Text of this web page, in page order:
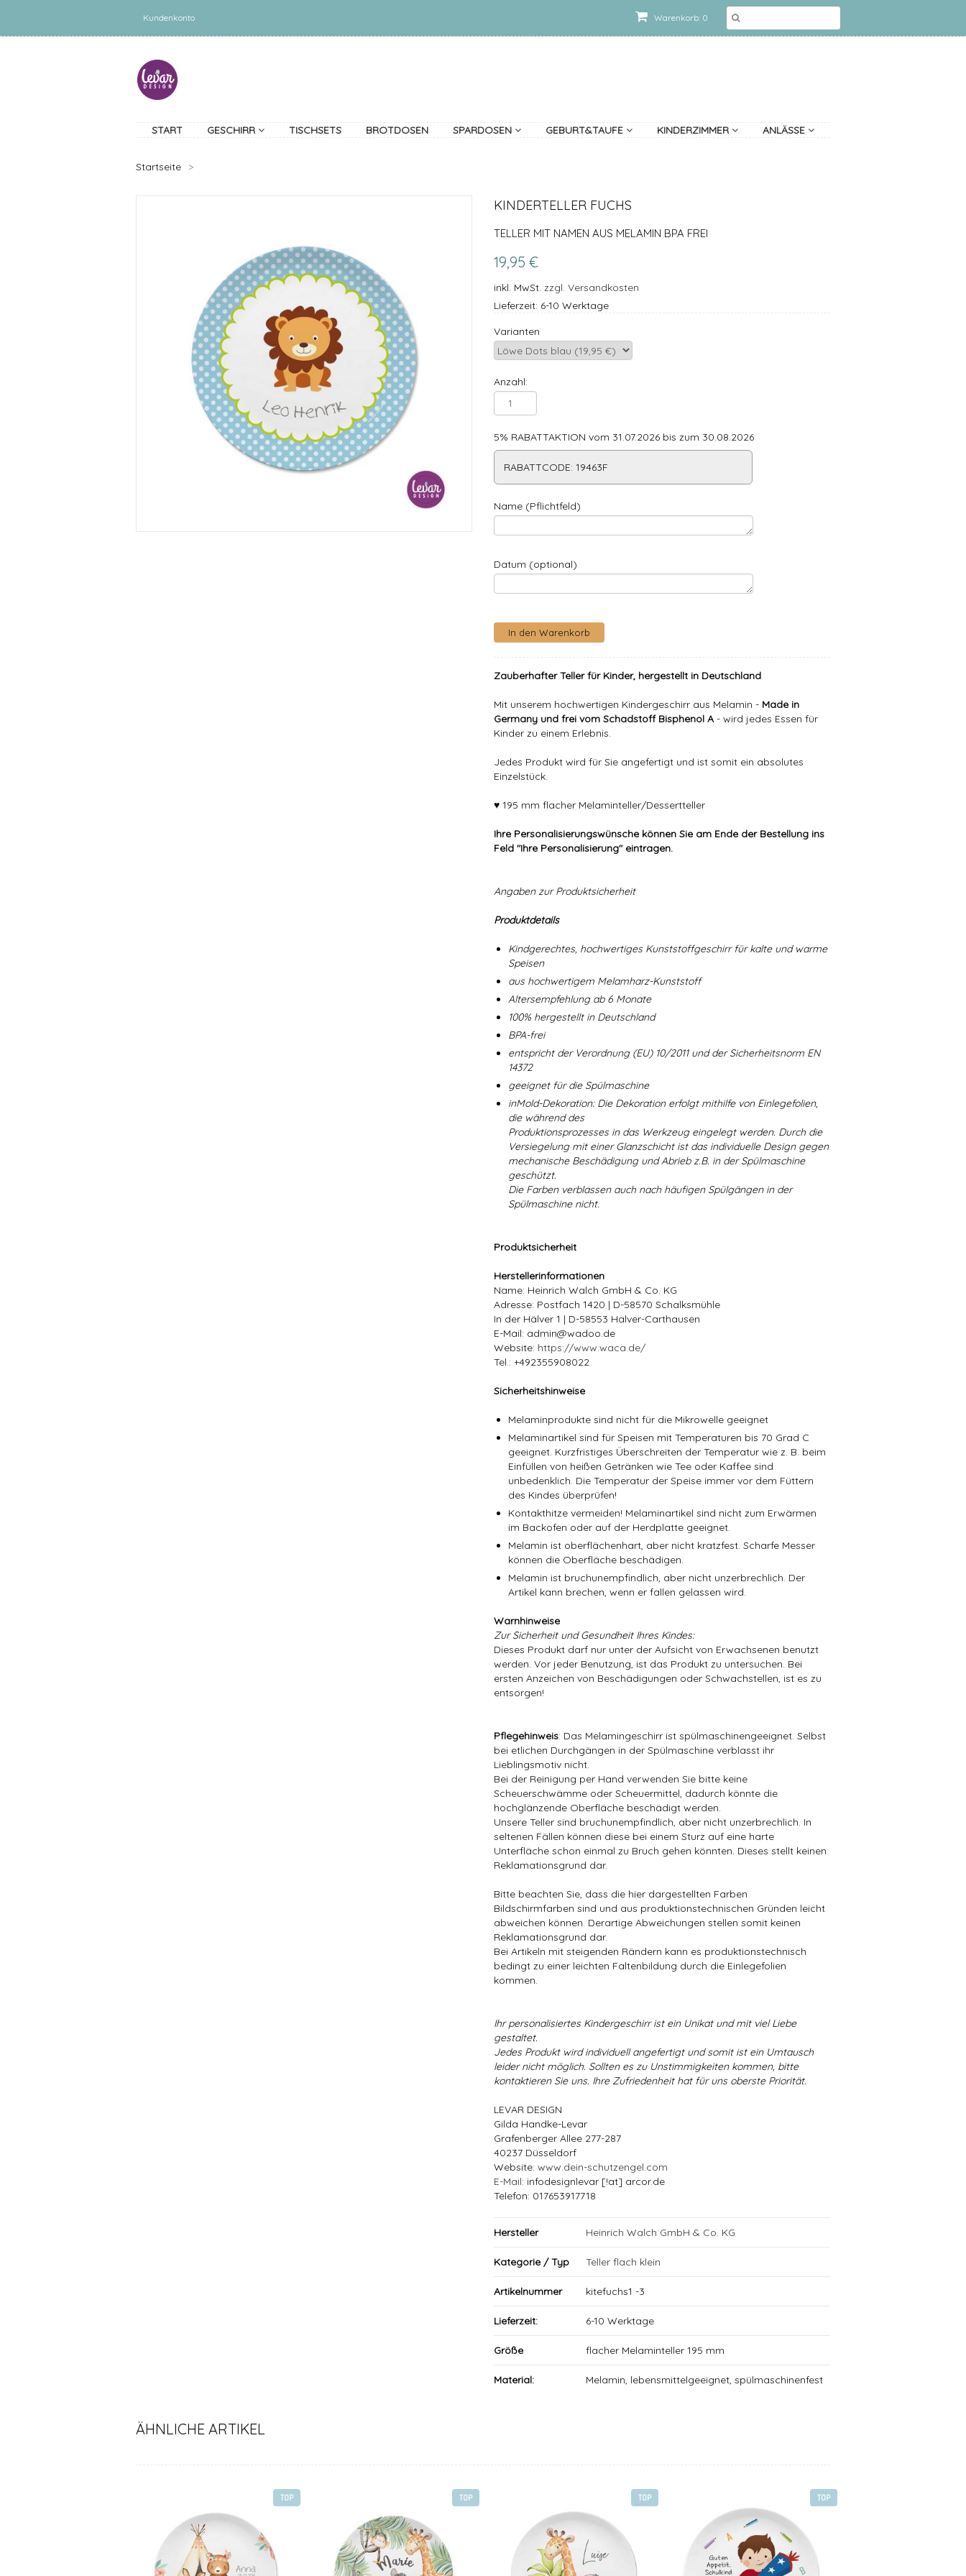
Warenkorb: 0
Kundenkonto
START GESCHIRR TISCHSETS BROTDOSEN SPARDOSEN GEBURT&TAUFE KINDERZIMMER ANLÄSSE
Startseite >
KINDERTELLER FUCHS
TELLER MIT NAMEN AUS MELAMIN BPA FREI
19,95 €
inkl. MwSt. zzgl. Versandkosten
Lieferzeit: 6-10 Werktage
Varianten
Anzahl:
5% RABATTAKTION vom 31.07.2026 bis zum 30.08.2026
RABATTCODE: 19463F
Name (Pflichtfeld)
Datum (optional)
Zauberhafter Teller für Kinder, hergestellt in Deutschland
Mit unserem hochwertigen Kindergeschirr aus Melamin - Made in
Germany und frei vom Schadstoff Bisphenol A- wird jedes Essen für
Kinder zu einem Erlebnis.
Jedes Produkt wird für Sie angefertigt und ist somit ein absolutes
Einzelstück.
♥ 195 mm flacher Melaminteller/Dessertteller
Ihre Personalisierungswünsche können Sie am Ende der Bestellung ins
Feld "Ihre Personalisierung" eintragen.
Angaben zur Produktsicherheit
Produktdetails
Kindgerechtes, hochwertiges Kunststoffgeschirr für kalte und warme
Speisen
aus hochwertigem Melamharz-Kunststoff
Altersempfehlung ab 6 Monate
100% hergestellt in Deutschland
BPA-frei
entspricht der Verordnung (EU) 10/2011 und der Sicherheitsnorm EN
14372
geeignet für die Spülmaschine
inMold-Dekoration: Die Dekoration erfolgt mithilfe von Einlegefolien,
die während des
Produktionsprozesses in das Werkzeug eingelegt werden. Durch die
Versiegelung mit einer Glanzschicht ist das individuelle Design gegen
mechanische Beschädigung und Abrieb z.B. in der Spülmaschine
geschützt.
Die Farben verblassen auch nach häufigen Spülgängen in der
Spülmaschine nicht.
Produktsicherheit
Herstellerinformationen
Name: Heinrich Walch GmbH & Co. KG
Adresse: Postfach 1420 | D-58570 Schalksmühle
In der Hälver 1 | D-58553 Halver-Carthausen
E-Mail: admin@wadoo.de
Website: https://www.waca.de/
Tel.: +492355908022
Sicherheitshinweise
Melaminprodukte sind nicht für die Mikrowelle geeignet
Melaminartikel sind für Speisen mit Temperaturen bis 70 Grad C
geeignet. Kurzfristiges Überschreiten der Temperatur wie z. B. beim
Einfüllen von heißen Getränken wie Tee oder Kaffee sind
unbedenklich. Die Temperatur der Speise immer vor dem Füttern
des Kindes überprüfen!
Kontakthitze vermeiden! Melaminartikel sind nicht zum Erwärmen
im Backofen oder auf der Herdplatte geeignet.
Melamin ist oberflächenhart, aber nicht kratzfest. Scharfe Messer
können die Oberfläche beschädigen.
Melamin ist bruchunempfindlich, aber nicht unzerbrechlich. Der
Artikel kann brechen, wenn er fallen gelassen wird.
Warnhinweise
Zur Sicherheit und Gesundheit Ihres Kindes:
Dieses Produkt darf nur unter der Aufsicht von Erwachsenen benutzt
werden. Vor jeder Benutzung, ist das Produkt zu untersuchen. Bei
ersten Anzeichen von Beschädigungen oder Schwachstellen, ist es zu
entsorgen!
Pflegehinweis: Das Melamingeschirr ist spülmaschinengeeignet. Selbst
bei etlichen Durchgängen in der Spülmaschine verblasst ihr
Lieblingsmotiv nicht.
Bei der Reinigung per Hand verwenden Sie bitte keine
Scheuerschwämme oder Scheuermittel, dadurch könnte die
hochglänzende Oberfläche beschädigt werden.
Unsere Teller sind bruchunempfindlich, aber nicht unzerbrechlich. In
seltenen Fällen können diese bei einem Sturz auf eine harte
Unterfläche schon einmal zu Bruch gehen könnten. Dieses stellt keinen
Reklamationsgrund dar.
Bitte beachten Sie, dass die hier dargestellten Farben
Bildschirmfarben sind und aus produktionstechnischen Gründen leicht
abweichen können. Derartige Abweichungen stellen somit keinen
Reklamationsgrund dar.
Bei Artikeln mit steigenden Rändern kann es produktionstechnisch
bedingt zu einer leichten Faltenbildung durch die Einlegefolien
kommen.
Ihr personalisiertes Kindergeschirr ist ein Unikat und mit viel Liebe
gestaltet.
Jedes Produkt wird individuell angefertigt und somit ist ein Umtausch
leider nicht möglich. Sollten es zu Unstimmigkeiten kommen, bitte
kontaktieren Sie uns. Ihre Zufriedenheit hat für uns oberste Priorität.
LEVAR DESIGN
Gilda Handke-Levar
Grafenberger Allee 277-287
40237 Düsseldorf
Website: www.dein-schutzengel.com
E-Mail: infodesignlevar [!at] arcor.de
Telefon: 017653917718
Hersteller Heinrich Walch GmbH & Co. KG
Kategorie / Typ Teller flach klein
Artikelnummer kitefuchs1 -3
Lieferzeit: 6-10 Werktage
Größe flacher Melaminteller 195 mm
Material: Melamin, lebensmittelgeeignet, spülmaschinenfest
ÄHNLICHE ARTIKEL
TOP TOP TOP TOP